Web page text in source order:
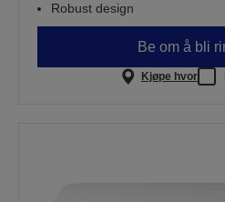
Robust design
Be om å bli
Kjøpe hvor